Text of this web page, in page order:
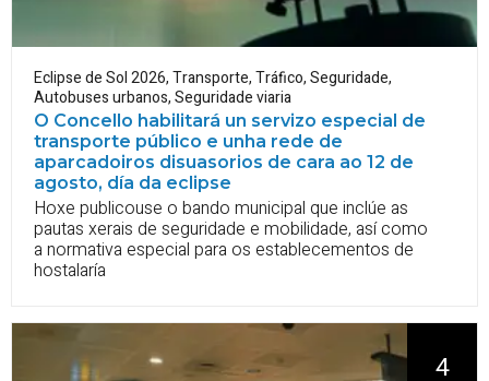
Eclipse de Sol 2026,Transporte,Tráfico,Seguridade,
Autobuses urbanos,Seguridade viaria
O Concello habilitará un servizo especial de
transporte público e unha rede de
aparcadoiros disuasorios de cara ao 12 de
agosto, día da eclipse
Hoxe publicouse o bando municipal que inclúe as
pautas xerais de seguridade e mobilidade, así como
a normativa especial para os establecementos de
hostalaría
4